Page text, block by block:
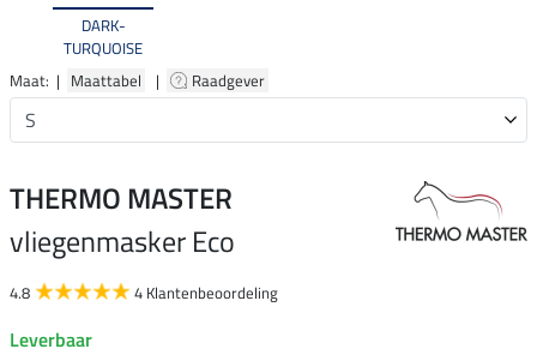
DARK-
TURQUOISE
Maat: | Maattabel | Raadgever
THERMO MASTER
vliegenmasker Eco
4.8 4 Klantenbeoordeling
Leverbaar